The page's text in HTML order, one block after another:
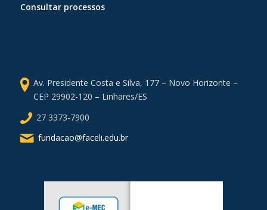
Consultar processos
Av. Presidente Costa e Silva, 177 – Novo Horizonte –
CEP 29902-120 – Linhares/ES
27 3373-7900
fundacao@faceli.edu.br